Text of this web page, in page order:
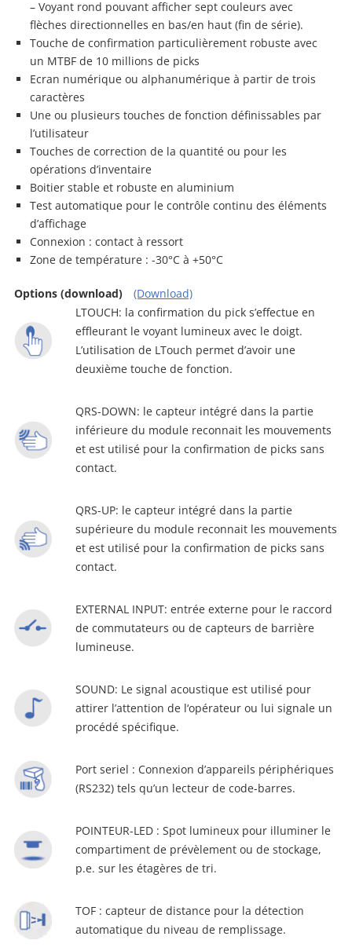
– Voyant rond pouvant afficher sept couleurs avec
flèches directionnelles en bas/en haut (fin de série).
Touche de confirmation particulièrement robuste avec
un MTBF de 10 millions de picks
Ecran numérique ou alphanumérique à partir de trois
caractères
Une ou plusieurs touches de fonction définissables par
l’utilisateur
Touches de correction de la quantité ou pour les
opérations d’inventaire
Boitier stable et robuste en aluminium
Test automatique pour le contrôle continu des éléments
d’affichage
Connexion : contact à ressort
Zone de température : -30°C à +50°C
Options (download)
(Download)
LTOUCH: la confirmation du pick s’effectue en
effleurant le voyant lumineux avec le doigt.
L’utilisation de LTouch permet d’avoir une
deuxième touche de fonction.
QRS-DOWN: le capteur intégré dans la partie
inférieure du module reconnait les mouvements
et est utilisé pour la confirmation de picks sans
contact.
QRS-UP: le capteur intégré dans la partie
supérieure du module reconnait les mouvements
et est utilisé pour la confirmation de picks sans
contact.
EXTERNAL INPUT: entrée externe pour le raccord
de commutateurs ou de capteurs de barrière
lumineuse.
SOUND: Le signal acoustique est utilisé pour
attirer l’attention de l‘opérateur ou lui signale un
procédé spécifique.
Port seriel : Connexion d’appareils périphériques
(RS232) tels qu’un lecteur de code-barres.
POINTEUR-LED : Spot lumineux pour illuminer le
compartiment de prévèlement ou de stockage,
p.e. sur les étagères de tri.
TOF : capteur de distance pour la détection
automatique du niveau de remplissage.